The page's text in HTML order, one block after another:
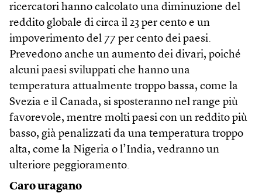
ricercatori hanno calcolato una diminuzione del
reddito globale di circa il 23 per cento e un
impoverimento del 77 per cento dei paesi.
Prevedono anche un aumento dei divari, poiché
alcuni paesi sviluppati che hanno una
temperatura attualmente troppo bassa, come la
Svezia e il Canada, si sposteranno nel range più
favorevole, mentre molti paesi con un reddito più
basso, già penalizzati da una temperatura troppo
alta, come la Nigeria o l’India, vedranno un
ulteriore peggioramento.
Caro uragano